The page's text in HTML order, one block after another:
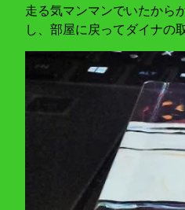
走る気マンマンでいたから
し、部屋に戻ってダイナの